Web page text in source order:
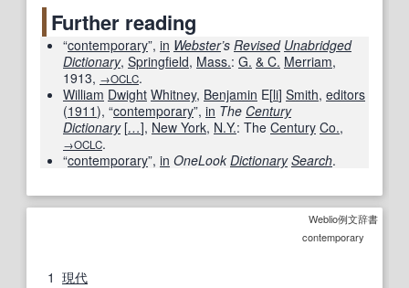
Further reading
“contemporary”, in Webster’s Revised Unabridged
Dictionary, Springfield, Mass.: G. & C. Merriam,
1913, →OCLC.
William Dwight Whitney, Benjamin E[li] Smith, editors
(1911), “contemporary”, in The Century
Dictionary […], New York, N.Y.: The Century Co.,
→OCLC.
“contemporary”, in OneLook Dictionary Search.
Weblio例文辞書
contemporary
1 現代